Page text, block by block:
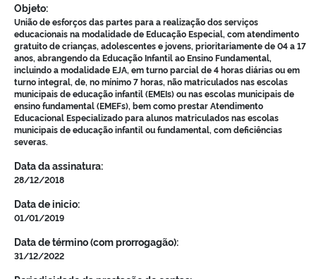
Objeto:
União de esforços das partes para a realização dos serviços
educacionais na modalidade de Educação Especial, com atendimento
gratuito de crianças, adolescentes e jovens, prioritariamente de 04 a 17
anos, abrangendo da Educação Infantil ao Ensino Fundamental,
incluindo a modalidade EJA, em turno parcial de 4 horas diárias ou em
turno integral, de, no mínimo 7 horas, não matriculados nas escolas
municipais de educação infantil (EMEIs) ou nas escolas municipais de
ensino fundamental (EMEFs), bem como prestar Atendimento
Educacional Especializado para alunos matriculados nas escolas
municipais de educação infantil ou fundamental, com deficiências
severas.
Data da assinatura:
28/12/2018
Data de inicio:
01/01/2019
Data de término (com prorrogagão):
31/12/2022